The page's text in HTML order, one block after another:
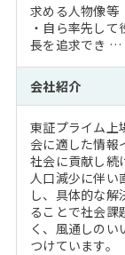
求める人物像等
・自ら率先し
長を追求でき …
会社紹介
東証プライム上
会に適した情報
社会に貢献し続
人口減少に伴い
し、具体的な
ることで社会課
く、風通しの
つけています。